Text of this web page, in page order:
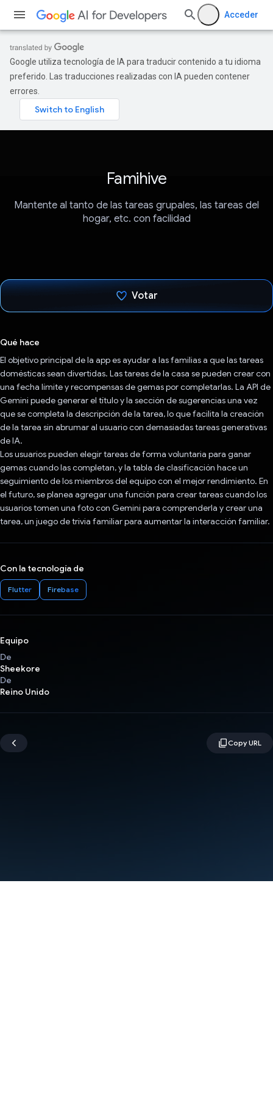
Acceder
Google utiliza tecnología de IA para traducir contenido a tu idioma
preferido. Las traducciones realizadas con IA pueden contener
errores.
Famihive
Mantente al tanto de las tareas grupales, las tareas del
hogar, etc. con facilidad
Votar
Qué hace
El objetivo principal de la app es ayudar a las familias a que las tareas
domésticas sean divertidas. Las tareas de la casa se pueden crear con
una fecha límite y recompensas de gemas por completarlas. La API de
Gemini puede generar el título y la sección de sugerencias una vez
que se completa la descripción de la tarea, lo que facilita la creación
de la tarea sin abrumar al usuario con demasiadas tareas generativas
de IA.
Los usuarios pueden elegir tareas de forma voluntaria para ganar
gemas cuando las completan, y la tabla de clasificación hace un
seguimiento de los miembros del equipo con el mejor rendimiento. En
el futuro, se planea agregar una función para crear tareas cuando los
usuarios tomen una foto con Gemini para comprenderla y crear una
tarea, un juego de trivia familiar para aumentar la interacción familiar.
Con la tecnología de
Flutter Firebase
Equipo
De
Sheekore
De
Reino Unido